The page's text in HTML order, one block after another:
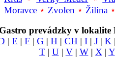
Moravce ⋆ Zvolen ⋆ Žilina ⋆
prevádzky v
| E | F | G | H | CH | I | J | K |
T| U| V| W| X| Y